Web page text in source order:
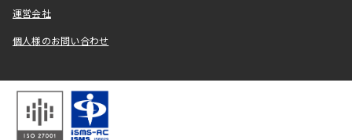
運営会社
個人様のお問い合わせ